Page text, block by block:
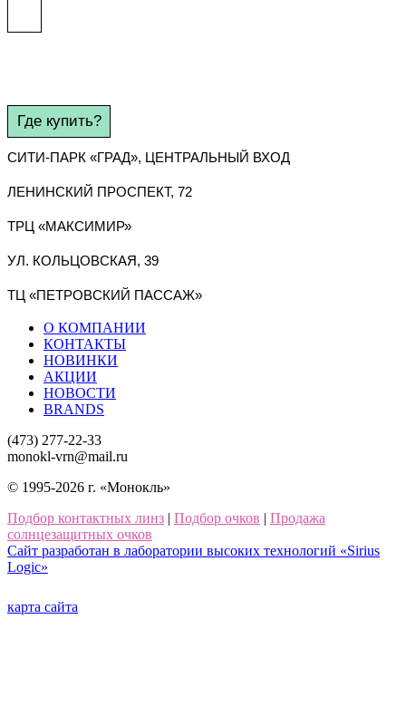
Где купить?
СИТИ-ПАРК «ГРАД», ЦЕНТРАЛЬНЫЙ ВХОД
ЛЕНИНСКИЙ ПРОСПЕКТ, 72
ТРЦ «МАКСИМИР»
УЛ. КОЛЬЦОВСКАЯ, 39
ТЦ «ПЕТРОВСКИЙ ПАССАЖ»
О КОМПАНИИ
КОНТАКТЫ
НОВИНКИ
АКЦИИ
НОВОСТИ
BRANDS
(473) 277-22-33
monokl-vrn@mail.ru
© 1995-2026 г. «Монокль»
Подбор контактных линз | Подбор очков | Продажа
солнцезащитных очков
Сайт разработан в лаборатории высоких технологий «Sirius
Logic»
карта сайта